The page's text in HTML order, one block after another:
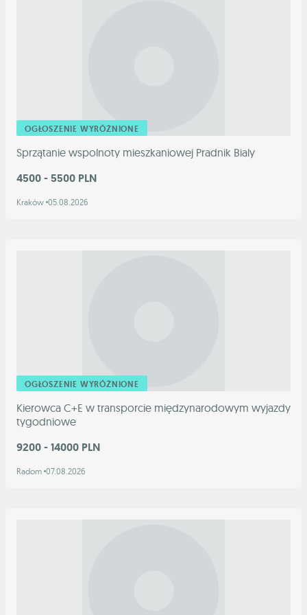
OGŁOSZENIE WYRÓŻNIONE
Sprzątanie wspolnoty mieszkaniowej Pradnik Bialy
4500 - 5500 PLN
Kraków 05.08.2026
OGŁOSZENIE WYRÓŻNIONE
Kierowca C+E w transporcie międzynarodowym wyjazdy
tygodniowe
9200 - 14000 PLN
Radom 07.08.2026